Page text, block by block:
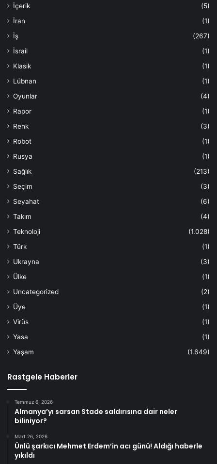
İçerik
(5)
İran
(1)
İş
(267)
İsrail
(1)
Klasik
(1)
Lübnan
(1)
Oyunlar
(4)
Rapor
(1)
Renk
(3)
Robot
(1)
Rusya
(1)
Sağlık
(213)
Seçim
(3)
Seyahat
(6)
Takım
(4)
Teknoloji
(1.028)
Türk
(1)
Ukrayna
(3)
Ülke
(1)
Uncategorized
(2)
Üye
(1)
Virüs
(1)
Yasa
(1)
Yaşam
(1.649)
Rastgele Haberler
Temmuz 6, 2026
Almanya’yı sarsan Stade saldırısına dair neler
biliniyor?
Mart 26, 2026
Ünlü şarkıcı Mehmet Erdem’in acı günü! Aldığı haberle
yıkıldı